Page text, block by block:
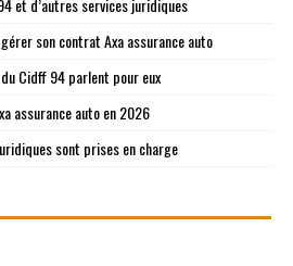
et d’autres services juridiques
son contrat Axa assurance auto
Cidff 94 parlent pour eux
assurance auto en 2026
sont prises en charge